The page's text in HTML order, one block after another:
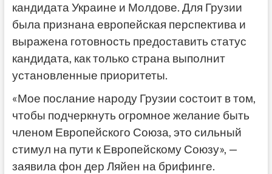
кандидата Украине и Молдове. Для Грузии
была признана европейская перспектива и
выражена готовность предоставить статус
кандидата, как только страна выполнит
установленные приоритеты.
«Мое послание народу Грузии состоит в том,
чтобы подчеркнуть огромное желание быть
членом Европейского Союза, это сильный
стимул на пути к Европейскому Союзу», —
заявила фон дер Ляйен на брифинге.